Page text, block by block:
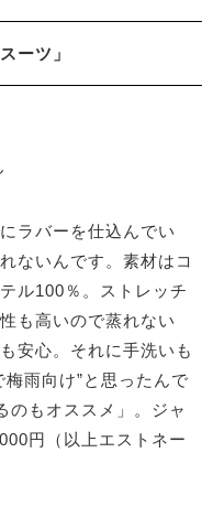
ーツ」
ラバーを仕込んでい
ないんです。素材はコ
ル100％。ストレッチ
も高いので蒸れない
安心。それに手洗いも
雨向け”と思ったんで
のもオススメ」。ジャ
円（以上エストネー